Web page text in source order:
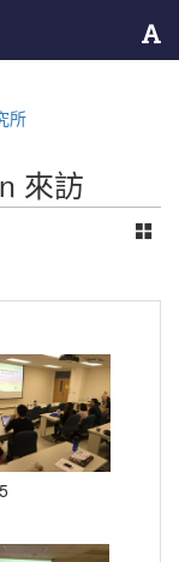
所
來訪